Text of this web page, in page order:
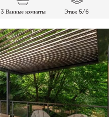
3 Ванные комнаты Этаж 5/6